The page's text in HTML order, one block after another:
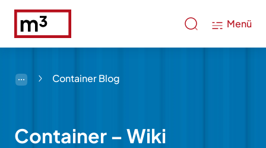
Menü
Container Blog
Container – Wiki